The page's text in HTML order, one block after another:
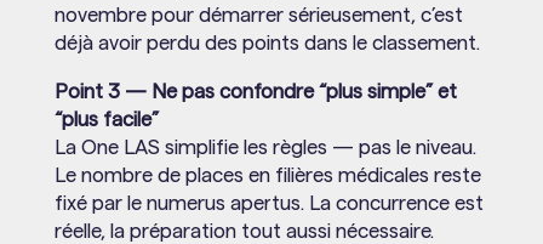
novembre pour démarrer sérieusement, c’est
déjà avoir perdu des points dans le classement.
Point 3 — Ne pas confondre “plus simple” et
“plus facile”
La One LAS simplifie les règles — pas le niveau.
Le nombre de places en filières médicales reste
fixé par le numerus apertus. La concurrence est
réelle, la préparation tout aussi nécessaire.